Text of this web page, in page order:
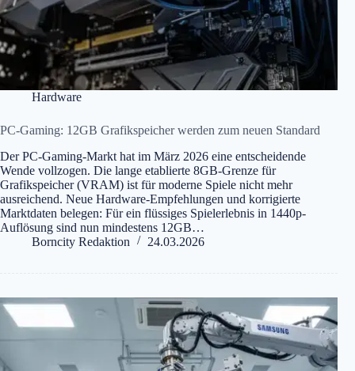
Hardware
PC-Gaming: 12GB Grafikspeicher werden zum neuen Standard
Der PC-Gaming-Markt hat im März 2026 eine entscheidende
Wende vollzogen. Die lange etablierte 8GB-Grenze für
Grafikspeicher (VRAM) ist für moderne Spiele nicht mehr
ausreichend. Neue Hardware-Empfehlungen und korrigierte
Marktdaten belegen: Für ein flüssiges Spielerlebnis in 1440p-
Auflösung sind nun mindestens 12GB…
Borncity Redaktion
24.03.2026